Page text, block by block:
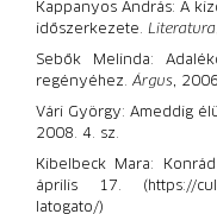
Kappanyos András: A
időszerkezete. Literatura
Sebők Melinda:
regényéhez. Árgus,
Vári György: Ameddig
2008. 4. sz.
Kibelbeck Mara:
április 17. (https://
latogato/)